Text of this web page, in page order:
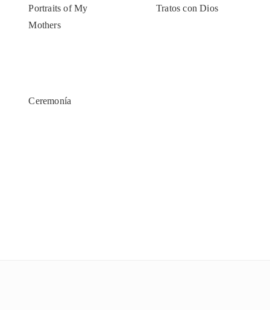
Portraits of My
Mothers
Tratos con Dios
Ceremonía